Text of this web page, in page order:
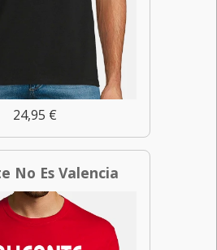
24,95 €
No Es Valencia